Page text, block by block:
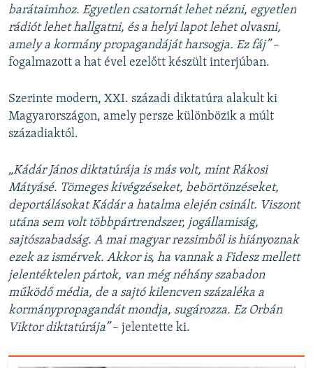
barátaimhoz. Egyetlen csatornát lehet nézni, egyetlen
rádiót lehet hallgatni, és a helyi lapot lehet olvasni,
amely a kormány propagandáját harsogja. Ez fáj” –
fogalmazott a hat ével ezelőtt készült interjúban.
Szerinte modern, XXI. századi diktatúra alakult ki
Magyarországon, amely persze különbözik a múlt
századiaktól.
„Kádár János diktatúrája is más volt, mint Rákosi
Mátyásé. Tömeges kivégzéseket, bebörtönzéseket,
deportálásokat Kádár a hatalma elején csinált. Viszont
utána sem volt többpártrendszer, jogállamiság,
sajtószabadság. A mai magyar rezsimből is hiányoznak
ezek az ismérvek. Akkor is, ha vannak a Fidesz mellett
jelentéktelen pártok, van még néhány szabadon
működő média, de a sajtó kilencven százaléka a
kormánypropagandát mondja, sugározza. Ez Orbán
Viktor diktatúrája”– jelentette ki.